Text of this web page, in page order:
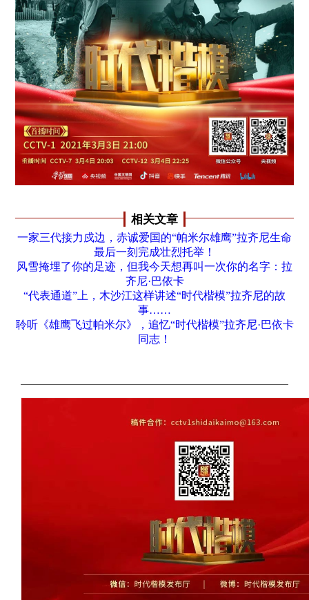
相关文章
一家三代接力戍边，赤诚爱国的“帕米尔雄鹰”拉齐尼生命
最后一刻完成壮烈托举！
风雪掩埋了你的足迹，但我今天想再叫一次你的名字：拉
齐尼·巴依卡
“代表通道”上，木沙江这样讲述“时代楷模”拉齐尼的故
事……
聆听《雄鹰飞过帕米尔》，追忆“时代楷模”拉齐尼·巴依卡
同志！